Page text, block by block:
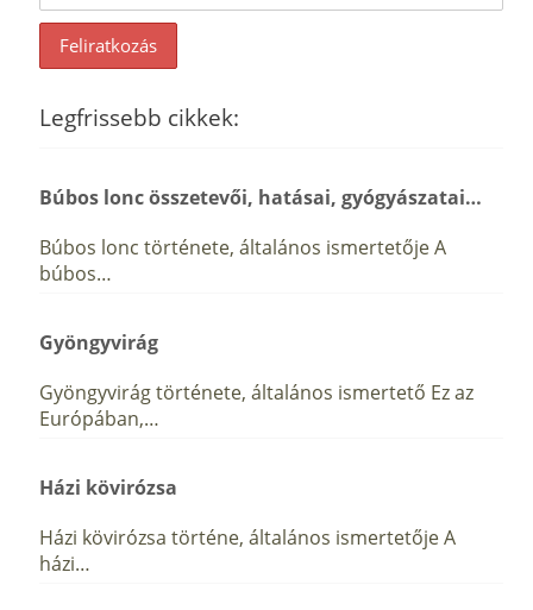
Legfrissebb cikkek:
Búbos lonc összetevői, hatásai, gyógyászatai…
Búbos lonc története, általános ismertetője A
búbos…
Gyöngyvirág
Gyöngyvirág története, általános ismertető Ez az
Európában,…
Házi kövirózsa
Házi kövirózsa történe, általános ismertetője A
házi…